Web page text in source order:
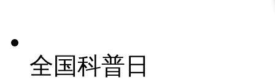
全国科普日